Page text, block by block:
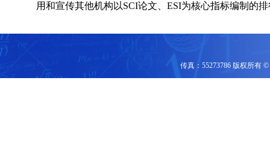
用和宣传其他机构以SCI论文、ESI为核心指标编制的
传真：55273786 版权所有